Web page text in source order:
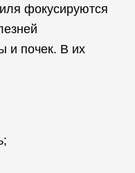
фокусируются
и почек. В их